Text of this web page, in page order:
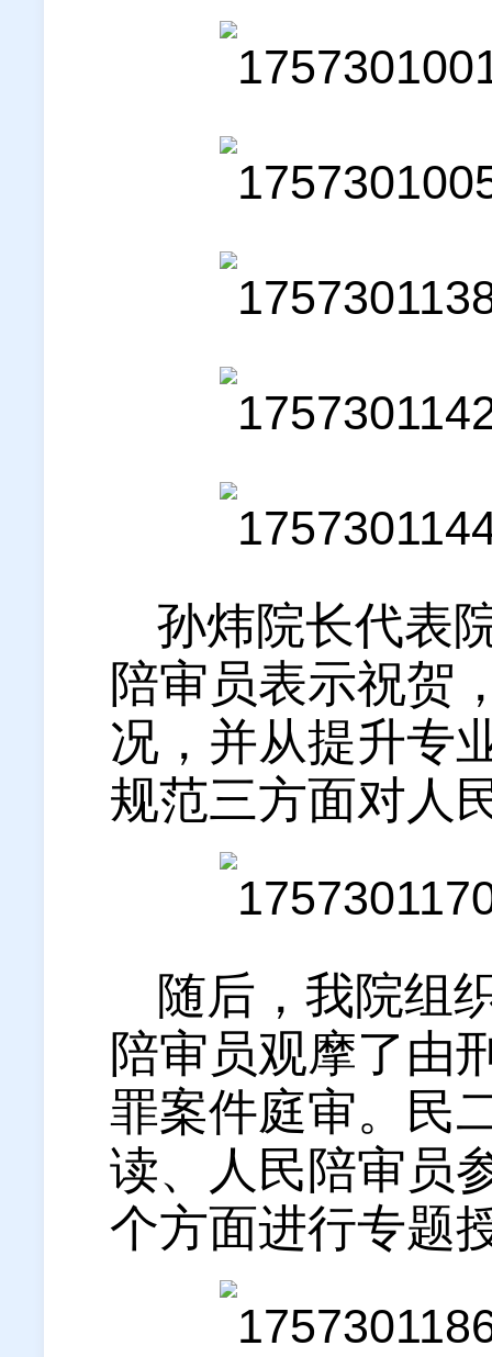
孙炜院长代表
陪审员表示祝贺
况，并从提升专
规范三方面对人
随后，我院组
陪审员观摩了由
罪案件庭审。民
读、人民陪审员
个方面进行专题